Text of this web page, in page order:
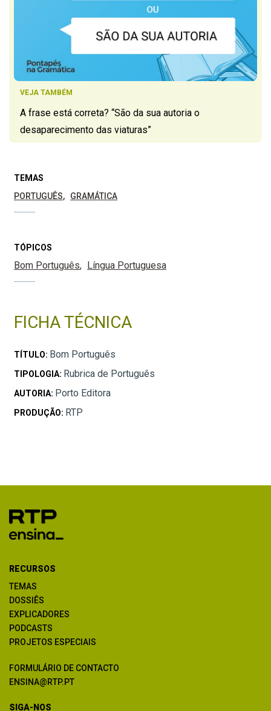
VEJA TAMBÉM
A frase está correta? “São da sua autoria o
desaparecimento das viaturas”
TEMAS
PORTUGUÊS
GRAMÁTICA
TÓPICOS
Bom Português Língua Portuguesa
FICHA TÉCNICA
TÍTULO: Bom Português
TIPOLOGIA: Rubrica de Português
AUTORIA: Porto Editora
PRODUÇÃO: RTP
RECURSOS
TEMAS
DOSSIÊS
EXPLICADORES
PODCASTS
PROJETOS ESPECIAIS
FORMULÁRIO DE CONTACTO
ENSINA@RTP.PT
SIGA-NOS